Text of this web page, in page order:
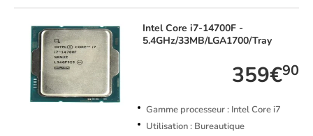
IntelCore i7-14700F -
5.4GHz/33MB/LGA1700/Tray
359€90
Gamme processeur : Intel Core i7
Utilisation : Bureautique